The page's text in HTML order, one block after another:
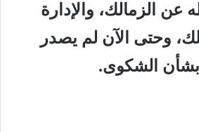
عن الزمالك، والإدارة
وحتى الآن لم يصدر
بشأن الشكوى.